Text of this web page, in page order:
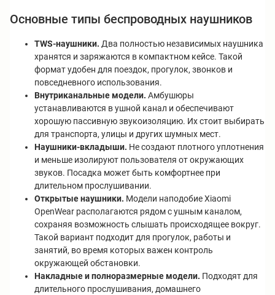
Основные типы беспроводных наушников
TWS-наушники. Два полностью независимых наушника
хранятся и заряжаются в компактном кейсе. Такой
формат удобен для поездок, прогулок, звонков и
повседневного использования.
Внутриканальные модели. Амбушюры
устанавливаются в ушной канал и обеспечивают
хорошую пассивную звукоизоляцию. Их стоит выбирать
для транспорта, улицы и других шумных мест.
Наушники-вкладыши. Не создают плотного уплотнения
и меньше изолируют пользователя от окружающих
звуков. Посадка может быть комфортнее при
длительном прослушивании.
Открытые наушники. Модели наподобие Xiaomi
OpenWear располагаются рядом с ушным каналом,
сохраняя возможность слышать происходящее вокруг.
Такой вариант подходит для прогулок, работы и
занятий, во время которых важен контроль
окружающей обстановки.
Накладные и полноразмерные модели. Подходят для
длительного прослушивания, домашнего